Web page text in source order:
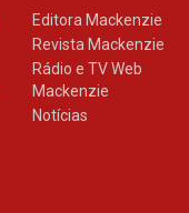
Editora Mackenzie
Revista Mackenzie
Rádio e TV Web
Mackenzie
Notícias